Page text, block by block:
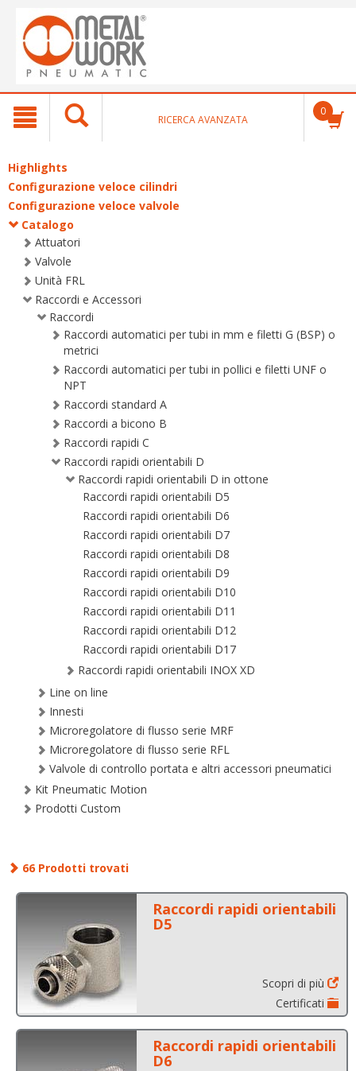
text.skipToContent
text.skipToNavigation
RICERCA AVANZATA
0
Highlights
Configurazione veloce cilindri
Configurazione veloce valvole
Catalogo
Attuatori
Valvole
Unità FRL
Raccordi e Accessori
Raccordi
Raccordi automatici per tubi in mm e filetti G (BSP) o
metrici
Raccordi automatici per tubi in pollici e filetti UNF o
NPT
Raccordi standard A
Raccordi a bicono B
Raccordi rapidi C
Raccordi rapidi orientabili D
Raccordi rapidi orientabili D in ottone
Raccordi rapidi orientabili D5
Raccordi rapidi orientabili D6
Raccordi rapidi orientabili D7
Raccordi rapidi orientabili D8
Raccordi rapidi orientabili D9
Raccordi rapidi orientabili D10
Raccordi rapidi orientabili D11
Raccordi rapidi orientabili D12
Raccordi rapidi orientabili D17
Raccordi rapidi orientabili INOX XD
Line on line
Innesti
Microregolatore di flusso serie MRF
Microregolatore di flusso serie RFL
Valvole di controllo portata e altri accessori pneumatici
Kit Pneumatic Motion
Prodotti Custom
66 Prodotti trovati
Raccordi rapidi orientabili
D5
Scopri di più
Certificati
Raccordi rapidi orientabili
D6